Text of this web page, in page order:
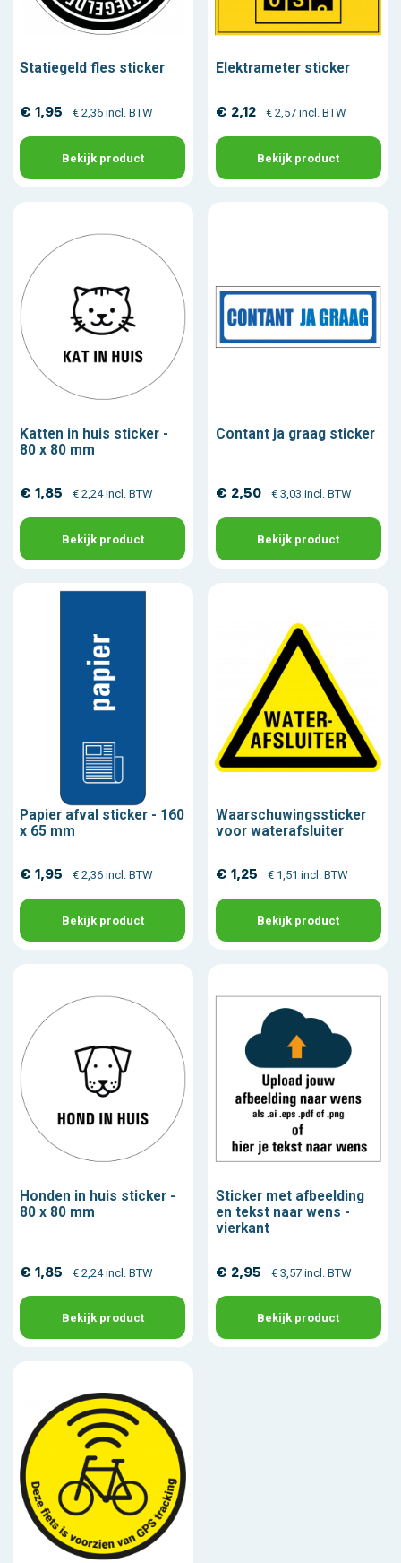
Statiegeld fles sticker
€ 1,95 € 2,36 incl. BTW
Bekijk product
Elektrameter sticker
€ 2,12 € 2,57 incl. BTW
Bekijk product
Katten in huis sticker -
80 x 80 mm
€ 1,85 € 2,24 incl. BTW
Bekijk product
Contant ja graag sticker
€ 2,50 € 3,03 incl. BTW
Bekijk product
Papier afval sticker - 160
x 65 mm
€ 1,95 € 2,36 incl. BTW
Bekijk product
Waarschuwingssticker
voor waterafsluiter
€ 1,25 € 1,51 incl. BTW
Bekijk product
Honden in huis sticker -
80 x 80 mm
€ 1,85 € 2,24 incl. BTW
Bekijk product
Sticker met afbeelding
en tekst naar wens -
vierkant
€ 2,95 € 3,57 incl. BTW
Bekijk product